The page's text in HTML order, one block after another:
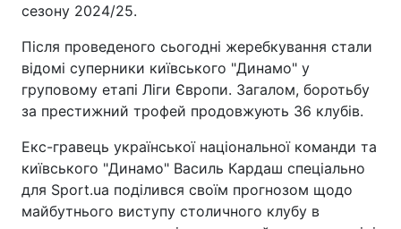
сезону 2024/25.
Після проведеного сьогодні жеребкування стали
відомі суперники київського "Динамо" у
груповому етапі Ліги Європи. Загалом, боротьбу
за престижний трофей продовжують 36 клубів.
Екс-гравець української національної команди та
київського "Динамо" Василь Кардаш спеціально
для Sport.ua поділився своїм прогнозом щодо
майбутнього виступу столичного клубу в